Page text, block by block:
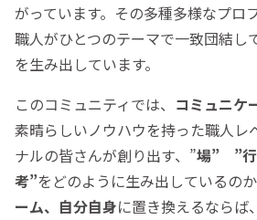
がっています。その多種多様なプロ
職人がひとつのテーマで一致団結し
を生み出しています。
このコミュニティでは、 コミュニケ
素晴らしいノウハウを持った職人レ
ナルの皆さんが創り出す、”場” ”
考”をどのように生み出しているの
ーム、自分自身に置き換えるならば